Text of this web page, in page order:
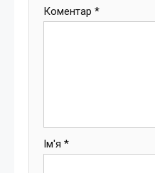
Коментар *
Ім'я *